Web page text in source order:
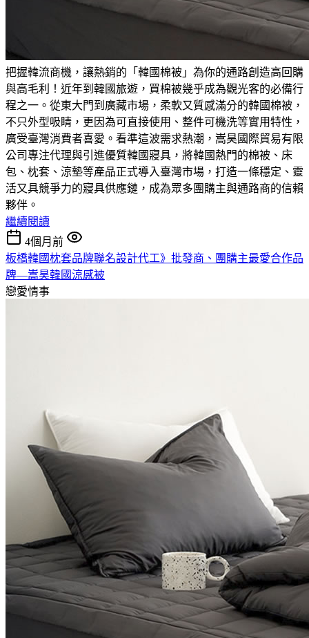
把握韓流商機，讓熱銷的「韓國棉被」為你的通路創造高回購
與高毛利！ 近年到韓國旅遊，買棉被幾乎成為觀光客的必備行
程之一。從東大門到廣藏市場，柔軟又質感滿分的韓國棉被，
不只外型吸睛，更因為可直接使用、整件可機洗等實用特性，
廣受臺灣消費者喜愛。看準這波需求熱潮，嵩昊國際貿易有限
公司專注代理與引進優質韓國寢具，將韓國熱門的棉被、床
包、枕套、涼墊等產品正式導入臺灣市場，打造一條穩定、靈
活又具競爭力的寢具供應鏈，成為眾多團購主與通路商的信賴
夥伴。
繼續閱讀
4個月前
板橋韓國枕套品牌聯名設計代工》批發商、團購主最愛合作品
牌—嵩昊韓國涼感被
戀愛情事